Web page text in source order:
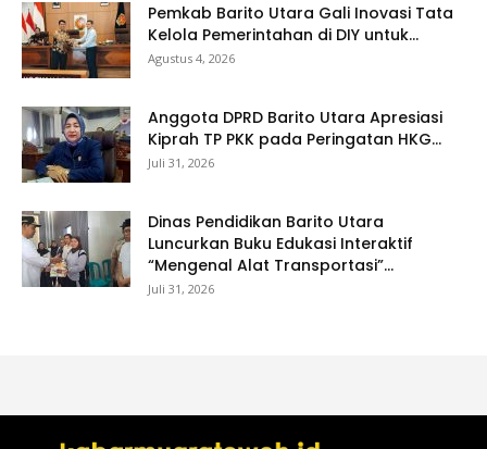
Pemkab Barito Utara Gali Inovasi Tata
Kelola Pemerintahan di DIY untuk...
Agustus 4, 2026
Anggota DPRD Barito Utara Apresiasi
Kiprah TP PKK pada Peringatan HKG...
Juli 31, 2026
Dinas Pendidikan Barito Utara
Luncurkan Buku Edukasi Interaktif
“Mengenal Alat Transportasi”...
Juli 31, 2026